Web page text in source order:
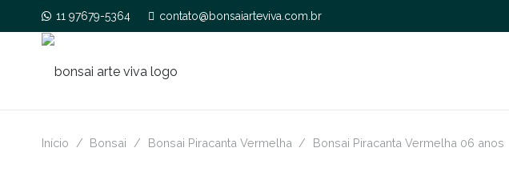
11 97679-5364 contato@bonsaiarteviva.com.br
Início / Bonsai / Bonsai Piracanta Vermelha / Bonsai Piracanta Vermelha 06 anos